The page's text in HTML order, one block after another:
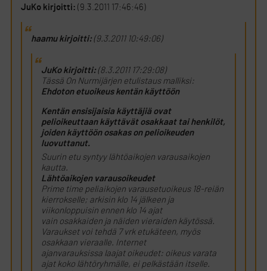
JuKo kirjoitti: (9.3.2011 17:46:46)
haamu kirjoitti:(9.3.2011 10:49:06)
JuKo kirjoitti:(8.3.2011 17:29:08)
Tässä On Nurmijärjen etulistaus malliksi:
Ehdoton etuoikeus kentän käyttöön
Kentän ensisijaisia käyttäjiä ovat
pelioikeuttaan käyttävät osakkaat tai henkilöt,
joiden käyttöön osakas on pelioikeuden
luovuttanut.
Suurin etu syntyy lähtöaikojen varausaikojen
kautta.
Lähtöaikojen varausoikeudet
Prime time peliaikojen varausetuoikeus 18-reiän
kierrokselle; arkisin klo 14 jälkeen ja
viikonloppuisin ennen klo 14 ajat
vain osakkaiden ja näiden vieraiden käytössä.
Varaukset voi tehdä 7 vrk etukäteen, myös
osakkaan vieraalle. Internet
ajanvarauksissa laajat oikeudet: oikeus varata
ajat koko lähtöryhmälle, ei pelkästään itselle.